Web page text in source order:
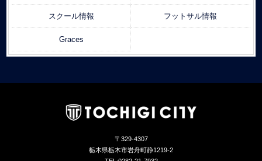
スクール情報 フットサル情報
Graces
〒329-4307
栃木県栃木市岩舟町静1219-2